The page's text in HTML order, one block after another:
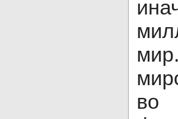
во